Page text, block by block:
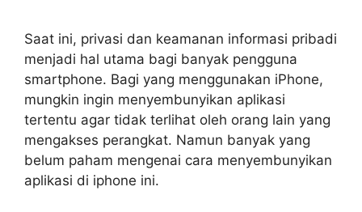
Saat ini, privasi dan keamanan informasi pribadi
menjadi hal utama bagi banyak pengguna
smartphone. Bagi yang menggunakan iPhone,
mungkin ingin menyembunyikan aplikasi
tertentu agar tidak terlihat oleh orang lain yang
mengakses perangkat. Namun banyak yang
belum paham mengenai cara menyembunyikan
aplikasi di iphone ini.